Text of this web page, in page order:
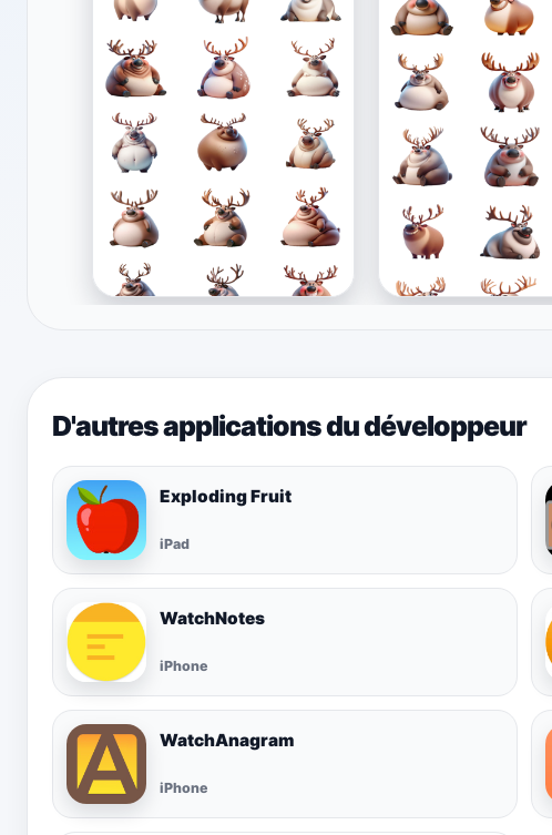
D'autres applications du développeur
Exploding Fruit
iPad
WatchNotes
iPhone
WatchAnagram
iPhone